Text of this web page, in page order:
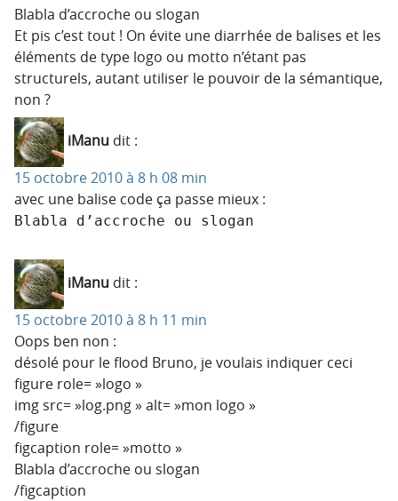
Blabla d’accroche ou slogan
Et pis c’est tout ! On évite une diarrhée de balises et les
éléments de type logo ou motto n’étant pas
structurels, autant utiliser le pouvoir de la sémantique,
non ?
iManu dit :
15 octobre 2010 à 8 h 08 min
avec une balise code ça passe mieux :
Blabla d’accroche ou slogan
iManu dit :
15 octobre 2010 à 8 h 11 min
Oops ben non :
désolé pour le flood Bruno, je voulais indiquer ceci
figure role= »logo »
img src= »log.png » alt= »mon logo »
/figure
figcaption role= »motto »
Blabla d’accroche ou slogan
/figcaption